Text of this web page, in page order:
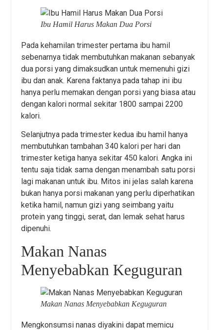
Ibu Hamil Harus Makan Dua Porsi
Pada kehamilan trimester pertama ibu hamil
sebenarnya tidak membutuhkan makanan sebanyak
dua porsi yang dimaksudkan untuk memenuhi gizi
ibu dan anak. Karena faktanya pada tahap ini ibu
hanya perlu memakan dengan porsi yang biasa atau
dengan kalori normal sekitar 1800 sampai 2200
kalori.
Selanjutnya pada trimester kedua ibu hamil hanya
membutuhkan tambahan 340 kalori per hari dan
trimester ketiga hanya sekitar 450 kalori. Angka ini
tentu saja tidak sama dengan menambah satu porsi
lagi makanan untuk ibu. Mitos ini jelas salah karena
bukan hanya porsi makanan yang perlu diperhatikan
ketika hamil, namun gizi yang seimbang yaitu
protein yang tinggi, serat, dan lemak sehat harus
dipenuhi.
Makan Nanas
Menyebabkan Keguguran
Makan Nanas Menyebabkan Keguguran
Mengkonsumsi nanas diyakini dapat memicu